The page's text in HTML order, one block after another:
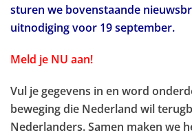
sturen we bovenstaande
uitnodiging voor 19 september.
Meld je NU aan!
Vul je gegevens in en word
beweging die Nederland wil
Nederlanders. Samen maken we